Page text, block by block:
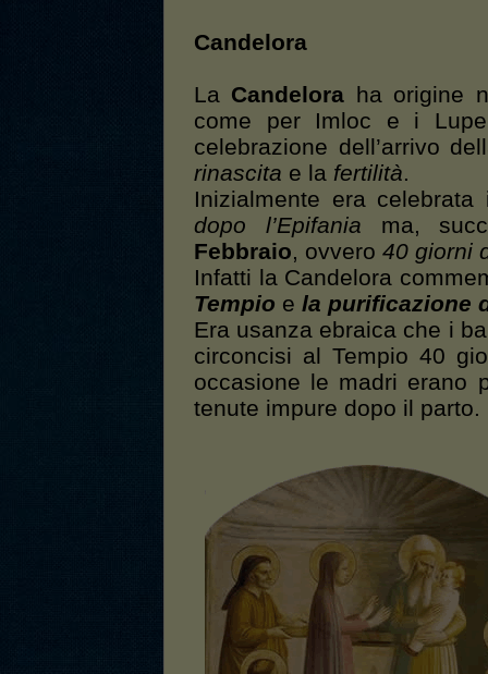
Candelora
La Candelora ha origine
come per Imloc e i
celebrazione dell’arrivo
rinascita e la fertilità.
Inizialmente era
dopo l’Epifania ma,
Febbraio, ovvero 40 giorni
Infatti la Candelora
Tempio e la purificazione
Era usanza ebraica che i
circoncisi al Tempio 40
occasione le madri erano
tenute impure dopo il parto.